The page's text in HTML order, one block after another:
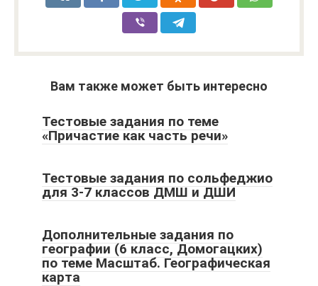
Вам также может быть интересно
Тестовые задания по теме
«Причастие как часть речи»
Тестовые задания по сольфеджио
для 3-7 классов ДМШ и ДШИ
Дополнительные задания по
географии (6 класс, Домогацких)
по теме Масштаб. Географическая
карта